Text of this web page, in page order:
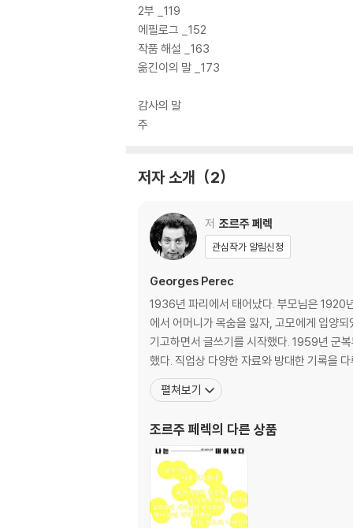
2부 _119
에필로그 _152
작품 해설 _163
옮긴이의 말 _173
감사의 말
주
저자 소개 2
저 조르주 페렉
관심작가 알림신청
Georges Perec
1936년 파리에서 태어났다. 부모님은 1920
에서 어머니가 목숨을 잃자, 고모에게 입양되
기고하면서 글쓰기를 시작했다. 1959년 군
했다. 직업상 다양한 자료와 방대한 기록을
펼쳐보기
조르주 페렉의 다른 상품